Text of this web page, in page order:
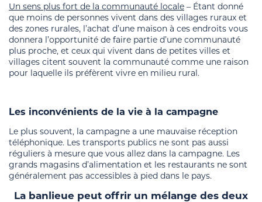
Un sens plus fort de la communauté locale – Étant donné
que moins de personnes vivent dans des villages ruraux et
des zones rurales, l’achat d’une maison à ces endroits vous
donnera l’opportunité de faire partie d’une communauté
plus proche, et ceux qui vivent dans de petites villes et
villages citent souvent la communauté comme une raison
pour laquelle ils préfèrent vivre en milieu rural.
Les inconvénients de la vie à la campagne
Le plus souvent, la campagne a une mauvaise réception
téléphonique. Les transports publics ne sont pas aussi
réguliers à mesure que vous allez dans la campagne. Les
grands magasins d’alimentation et les restaurants ne sont
généralement pas accessibles à pied dans le pays.
La banlieue peut offrir un mélange des deux